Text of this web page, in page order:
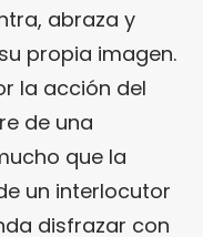
abraza y
propia imagen.
la acción del
de una
que la
un interlocutor
disfrazar con